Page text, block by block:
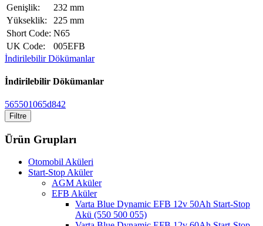
Genişlik:
232 mm
Yükseklik:
225 mm
Short Code: N65
UK Code:
005EFB
İndirilebilir Dökümanlar
İndirilebilir Dökümanlar
565501065d842
Filtre
Ürün Grupları
Otomobil Aküleri
Start-Stop Aküler
AGM Aküler
EFB Aküler
Varta Blue Dynamic EFB 12v 50Ah Start-Stop
Akü (550 500 055)